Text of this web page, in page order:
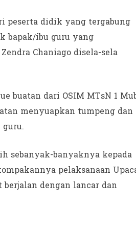
peserta didik yang tergabung
bapak/ibu guru yang
Chaniago disela-sela
buatan dari OSIM MTsN 1
menyuapkan tumpeng dan
sebanyak-banyaknya kepada
pelaksanaan
dengan lancar dan